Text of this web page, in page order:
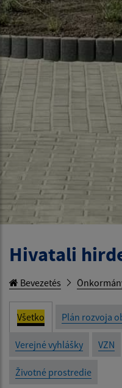
Hivatali
Bevezetés
Všetko Plán rozvoja
Verejné vyhlášky VZN
Životné prostredie